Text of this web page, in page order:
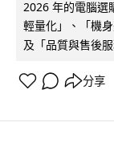
2026 年的電腦選
輕量化」、「機
及「品質與售後
分享